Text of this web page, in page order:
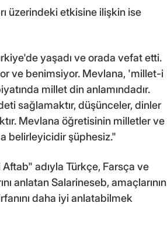
üzerindeki etkisine ilişkin ise
yaşadı ve orada vefat etti.
ve benimsiyor. Mevlana, 'millet-i
millet din anlamındadır.
sağlamaktır, düşünceler, dinler
Mevlana öğretisinin milletler ve
belirleyicidir şüphesiz."
adıyla Türkçe, Farsça ve
anlatan Salarineseb, amaçlarının
daha iyi anlatabilmek